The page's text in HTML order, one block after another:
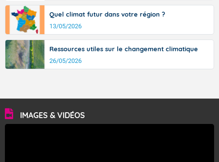
Quel climat futur dans votre région ?
13/05/2026
Ressources utiles sur le changement climatique
26/05/2026
IMAGES & VIDÉOS